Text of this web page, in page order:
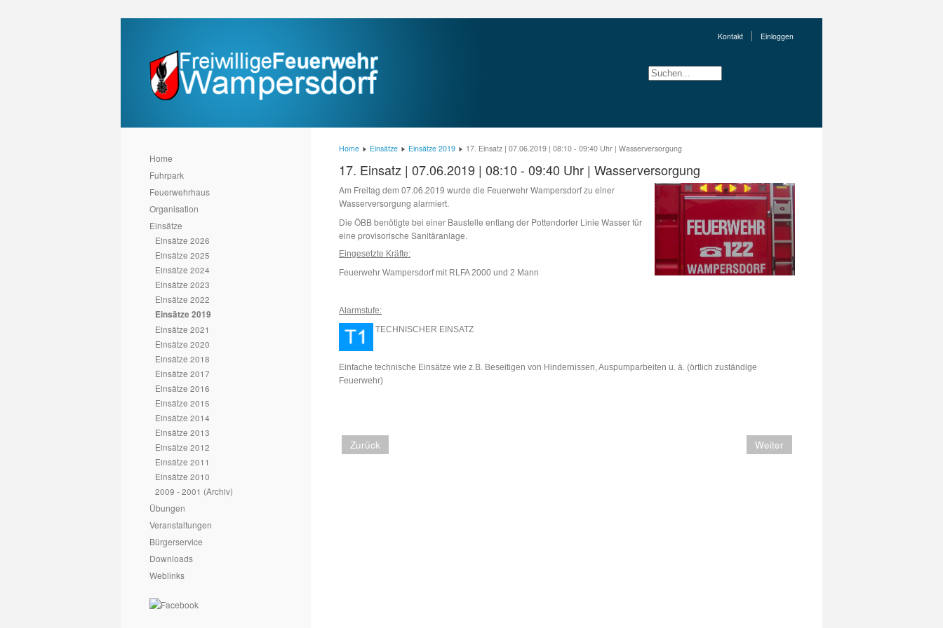
Kontakt Einloggen
Home
Fuhrpark
Feuerwehrhaus
Organisation
Einsätze
Einsätze 2026
Einsätze 2025
Einsätze 2024
Einsätze 2023
Einsätze 2022
Einsätze 2019
Einsätze 2021
Einsätze 2020
Einsätze 2018
Einsätze 2017
Einsätze 2016
Einsätze 2015
Einsätze 2014
Einsätze 2013
Einsätze 2012
Einsätze 2011
Einsätze 2010
2009 - 2001 (Archiv)
Übungen
Veranstaltungen
Bürgerservice
Downloads
Weblinks
Home Einsätze Einsätze 2019 17. Einsatz | 07.06.2019 | 08:10 - 09:40 Uhr | Wasserversorgung
17. Einsatz | 07.06.2019 | 08:10 - 09:40 Uhr | Wasserversorgung
Am Freitag dem 07.06.2019 wurde die Feuerwehr Wampersdorf zu einer
Wasserversorgung alarmiert.
Die ÖBB benötigte bei einer Baustelle entlang der Pottendorfer Linie Wasser für
eine provisorische Sanitäranlage.
Eingesetzte Kräfte:
Feuerwehr Wampersdorf mit RLFA 2000 und 2 Mann
Alarmstufe:
TECHNISCHER EINSATZ
Einfache technische Einsätze wie z.B. Beseitigen von Hindernissen, Auspumparbeiten u. ä. (örtlich zuständige
Feuerwehr)
Zurück Weiter